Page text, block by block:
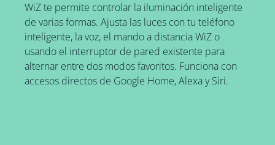
WiZ te permite controlar la iluminación inteligente
de varias formas. Ajusta las luces con tu teléfono
inteligente, la voz, el mando a distancia WiZ o
usando el interruptor de pared existente para
alternar entre dos modos favoritos. Funciona con
accesos directos de Google Home, Alexa y Siri.